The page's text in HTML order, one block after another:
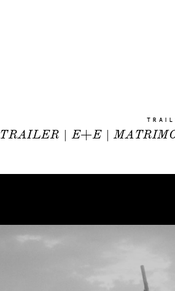
TRAILER | E+E |